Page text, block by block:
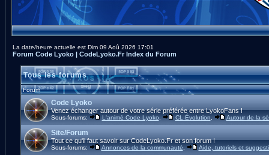
La date/heure actuelle est Dim 09 Aoû 2026 17:01
Forum Code Lyoko | CodeLyoko.Fr Index du Forum
Tous les forums
Forum
Code Lyoko
Venez échanger autour de votre série préférée entre LyokoFans !
Sous-forums: L'animé Code Lyoko, CL Évolution Autour de la
Site/Forum
Tout ce qu'il faut savoir sur CodeLyoko.Fr et son forum !
Sous-forums: Annonces de la communauté, Aide, tutoriels et